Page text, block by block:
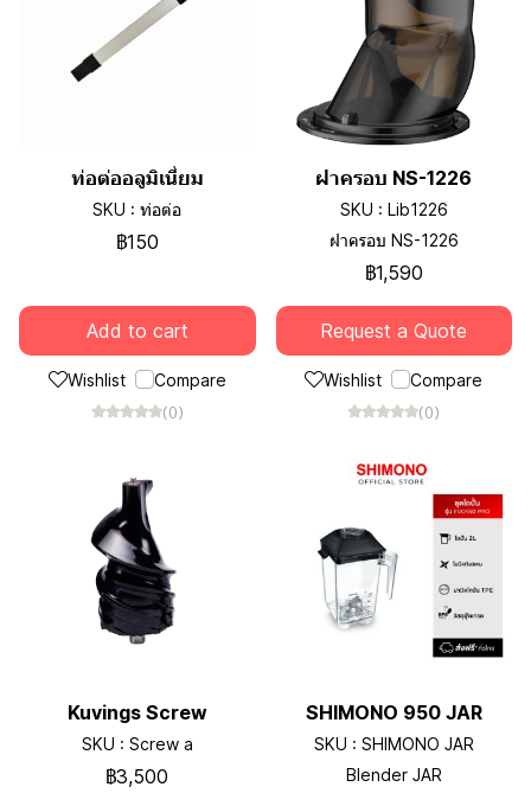
ท่อต่ออลูมิเนี่ยม
SKU : ท่อต่อ
฿150
Add to cart
Wishlist Compare
(0)
ฝาครอบ NS-1226
SKU : Lib1226
ฝาครอบ NS-1226
฿1,590
Request a Quote
Wishlist Compare
(0)
Kuvings Screw
SKU : Screw a
฿3,500
SHIMONO 950 JAR
SKU : SHIMONO JAR
Blender JAR